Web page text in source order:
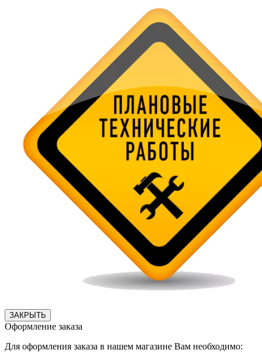
ЗАКРЫТЬ
Оформление заказа
Для оформления заказа в нашем магазине Вам необходимо: